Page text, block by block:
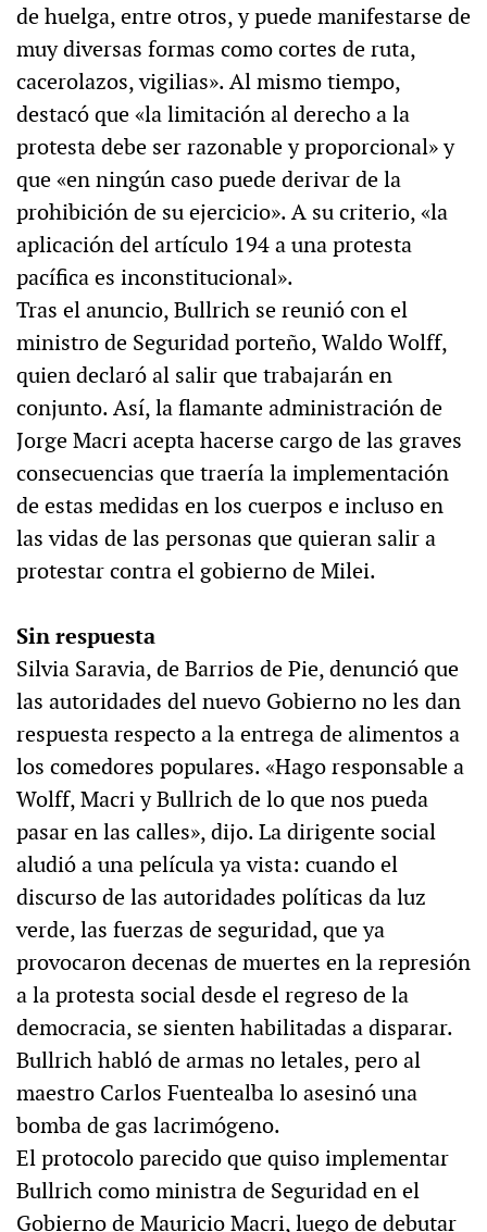
de huelga, entre otros, y puede manifestarse de
muy diversas formas como cortes de ruta,
cacerolazos, vigilias». Al mismo tiempo,
destacó que «la limitación al derecho a la
protesta debe ser razonable y proporcional» y
que «en ningún caso puede derivar de la
prohibición de su ejercicio». A su criterio, «la
aplicación del artículo 194 a una protesta
pacífica es inconstitucional».
Tras el anuncio, Bullrich se reunió con el
ministro de Seguridad porteño, Waldo Wolff,
quien declaró al salir que trabajarán en
conjunto. Así, la flamante administración de
Jorge Macri acepta hacerse cargo de las graves
consecuencias que traería la implementación
de estas medidas en los cuerpos e incluso en
las vidas de las personas que quieran salir a
protestar contra el gobierno de Milei.
Sin respuesta
Silvia Saravia, de Barrios de Pie, denunció que
las autoridades del nuevo Gobierno no les dan
respuesta respecto a la entrega de alimentos a
los comedores populares. «Hago responsable a
Wolff, Macri y Bullrich de lo que nos pueda
pasar en las calles», dijo. La dirigente social
aludió a una película ya vista: cuando el
discurso de las autoridades políticas da luz
verde, las fuerzas de seguridad, que ya
provocaron decenas de muertes en la represión
a la protesta social desde el regreso de la
democracia, se sienten habilitadas a disparar.
Bullrich habló de armas no letales, pero al
maestro Carlos Fuentealba lo asesinó una
bomba de gas lacrimógeno.
El protocolo parecido que quiso implementar
Bullrich como ministra de Seguridad en el
Gobierno de Mauricio Macri, luego de debutar